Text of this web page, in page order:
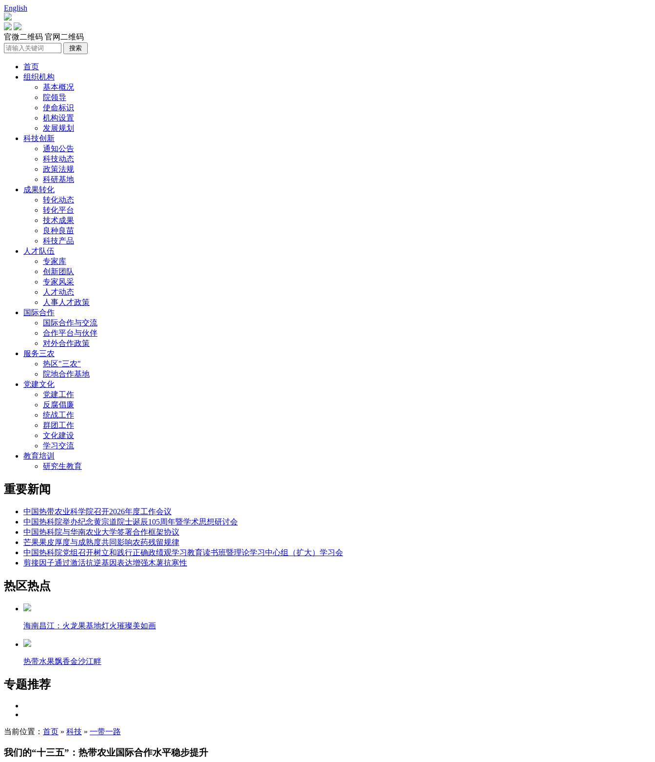
English
官微二维码 官网二维码
首页
组织机构
基本概况
院领导
使命标识
机构设置
发展规划
科技创新
通知公告
科技动态
政策法规
科研基地
成果转化
转化动态
转化平台
技术成果
良种良苗
科技产品
人才队伍
专家库
创新团队
专家风采
人才动态
人事人才政策
国际合作
国际合作与交流
合作平台与伙伴
对外合作政策
服务三农
热区"三农"
院地合作基地
党建文化
党建工作
反腐倡廉
统战工作
群团工作
文化建设
学习交流
教育培训
研究生教育
重要新闻
中国热带农业科学院召开2026年度工作会议
中国热科院举办纪念黄宗道院士诞辰105周年暨学术思想研讨会
中国热科院与华南农业大学签署合作框架协议
芒果果皮厚度与成熟度共同影响农药残留规律
中国热科院党组召开树立和践行正确政绩观学习教育读书班暨理论学习中心组（扩大）学习会
剪接因子通过激活抗逆基因表达增强木薯抗寒性
热区热点
海南昌江：火龙果基地灯火璀璨美如画
热带水果飘香金沙江畔
专题推荐
当前位置： 首页 » 科技 » 一带一路
我们的“十三五”：热带农业国际合作水平稳步提升